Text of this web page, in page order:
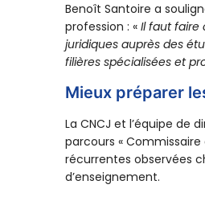
Benoît Santoire a
profession : «Il faut faire
juridiques auprès des
filières spécialisées et
Mieux préparer
La CNCJ et l’équipe de
parcours «
récurrentes observées
d’enseignement.